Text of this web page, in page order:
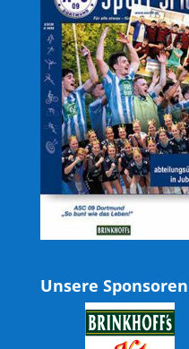
Unsere Sponsoren